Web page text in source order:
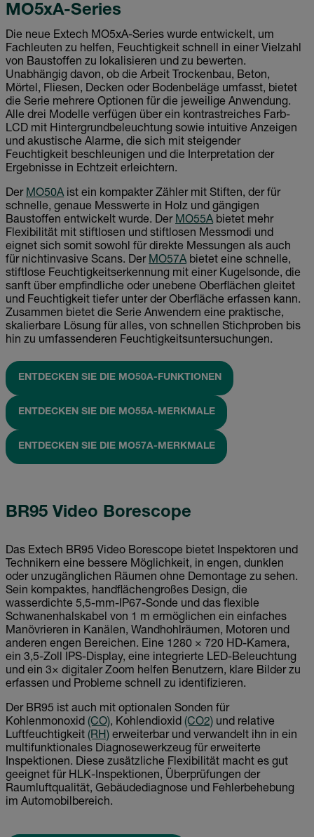
MO5xA-Series
Die neue Extech MO5xA-Series wurde entwickelt, um
Fachleuten zu helfen, Feuchtigkeit schnell in einer Vielzahl
von Baustoffen zu lokalisieren und zu bewerten.
Unabhängig davon, ob die Arbeit Trockenbau, Beton,
Mörtel, Fliesen, Decken oder Bodenbeläge umfasst, bietet
die Serie mehrere Optionen für die jeweilige Anwendung.
Alle drei Modelle verfügen über ein kontrastreiches Farb-
LCD mit Hintergrundbeleuchtung sowie intuitive Anzeigen
und akustische Alarme, die sich mit steigender
Feuchtigkeit beschleunigen und die Interpretation der
Ergebnisse in Echtzeit erleichtern.
Der MO50Aist ein kompakter Zähler mit Stiften, der für
schnelle, genaue Messwerte in Holz und gängigen
Baustoffen entwickelt wurde. Der MO55Abietet mehr
Flexibilität mit stiftlosen und stiftlosen Messmodi und
eignet sich somit sowohl für direkte Messungen als auch
für nichtinvasive Scans. Der MO57Abietet eine schnelle,
stiftlose Feuchtigkeitserkennung mit einer Kugelsonde, die
sanft über empfindliche oder unebene Oberflächen gleitet
und Feuchtigkeit tiefer unter der Oberfläche erfassen kann.
Zusammen bietet die Serie Anwendern eine praktische,
skalierbare Lösung für alles, von schnellen Stichproben bis
hin zu umfassenderen Feuchtigkeitsuntersuchungen.
ENTDECKEN SIE DIE MO50A-FUNKTIONEN
ENTDECKEN SIE DIE MO55A-MERKMALE
ENTDECKEN SIE DIE MO57A-MERKMALE
BR95 Video Borescope
Das Extech BR95 Video Borescope bietet Inspektoren und
Technikern eine bessere Möglichkeit, in engen, dunklen
oder unzugänglichen Räumen ohne Demontage zu sehen.
Sein kompaktes, handflächengroßes Design, die
wasserdichte 5,5-mm-IP67-Sonde und das flexible
Schwanenhalskabel von 1 m ermöglichen ein einfaches
Manövrieren in Kanälen, Wandhohlräumen, Motoren und
anderen engen Bereichen. Eine 1280 × 720 HD-Kamera,
ein 3,5-Zoll IPS-Display, eine integrierte LED-Beleuchtung
und ein 3× digitaler Zoom helfen Benutzern, klare Bilder zu
erfassen und Probleme schnell zu identifizieren.
Der BR95 ist auch mit optionalen Sonden für
Kohlenmonoxid (CO), Kohlendioxid (CO2) und relative
Luftfeuchtigkeit (RH) erweiterbar und verwandelt ihn in ein
multifunktionales Diagnosewerkzeug für erweiterte
Inspektionen. Diese zusätzliche Flexibilität macht es gut
geeignet für HLK-Inspektionen, Überprüfungen der
Raumluftqualität, Gebäudediagnose und Fehlerbehebung
im Automobilbereich.